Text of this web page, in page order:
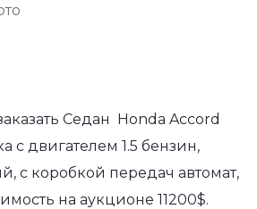
Седан Honda Accord
с двигателем 1.5 бензин,
с коробкой передач автомат,
на аукционе 11200$.